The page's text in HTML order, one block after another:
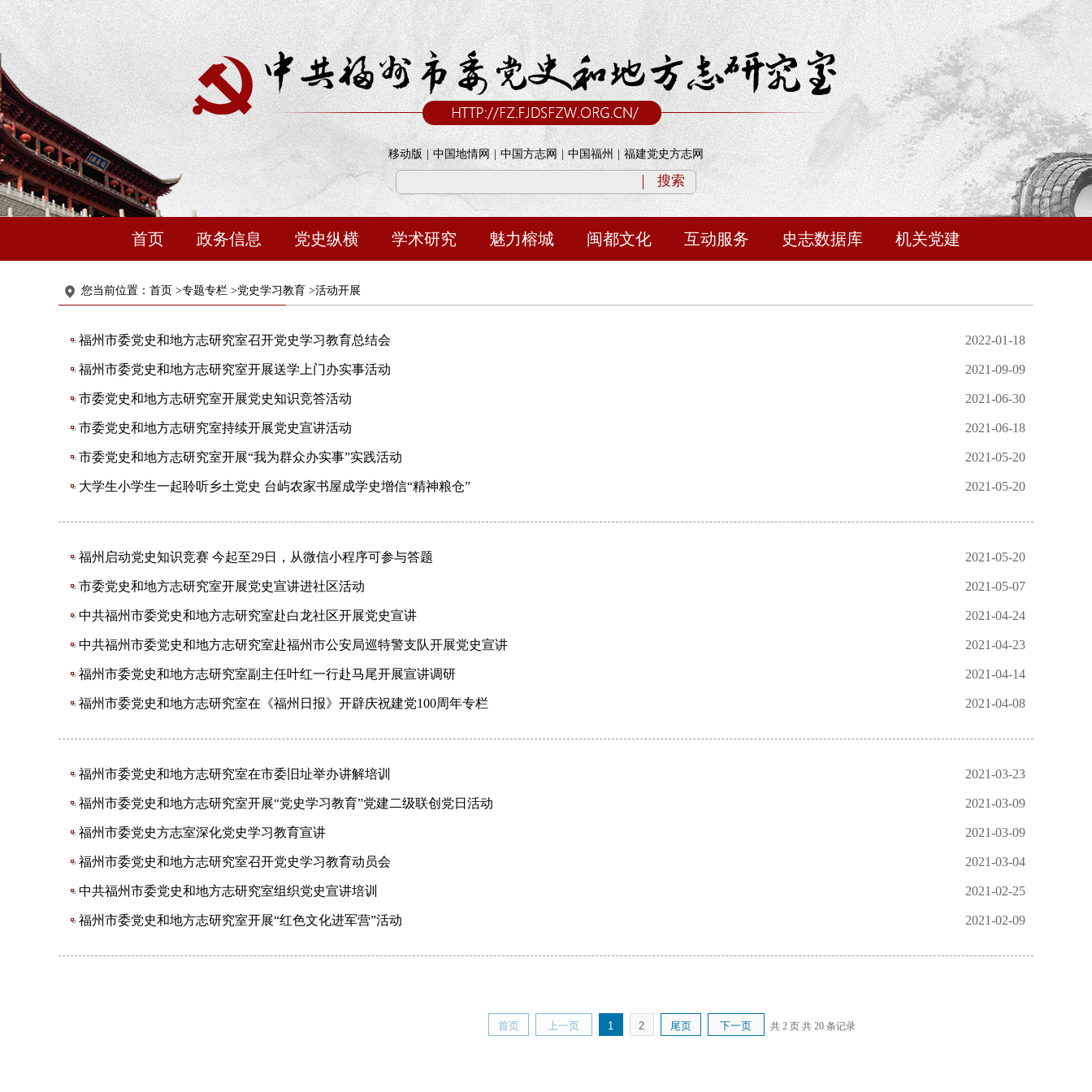
移动版 中国地情网 中国方志网 中国福州 福建党史方志网
搜索
首页 政务信息 党史纵横 学术研究 魅力榕城 闽都文化 互动服务 史志数据库 机关党建
您当前位置： 首页 >专题专栏 >党史学习教育 >活动开展
2022-01-18
福州市委党史和地方志研究室召开党史学习教育总结会
2021-09-09
福州市委党史和地方志研究室开展送学上门办实事活动
2021-06-30
市委党史和地方志研究室开展党史知识竞答活动
2021-06-18
市委党史和地方志研究室持续开展党史宣讲活动
2021-05-20
市委党史和地方志研究室开展“我为群众办实事”实践活动
2021-05-20
大学生小学生一起聆听乡土党史 台屿农家书屋成学史增信“精神粮仓”
2021-05-20
福州启动党史知识竞赛 今起至29日，从微信小程序可参与答题
2021-05-07
市委党史和地方志研究室开展党史宣讲进社区活动
2021-04-24
中共福州市委党史和地方志研究室赴​白龙社区开展党史宣讲
2021-04-23
中共福州市委党史和地方志研究室赴福州市公安局巡特警支队开展党史宣讲
2021-04-14
福州市委党史和地方志研究室副主任叶红一行赴马尾开展宣讲调研
2021-04-08
福州市委党史和地方志研究室在《福州日报》开辟庆祝建党100周年专栏
2021-03-23
福州市委党史和地方志研究室在市委旧址举办讲解培训
2021-03-09
福州市委党史和地方志研究室开展“党史学习教育”党建二级联创党日活动
2021-03-09
福州市委党史方志室深化党史学习教育宣讲
2021-03-04
福州市委党史和地方志研究室召开党史学习教育动员会
2021-02-25
中共福州市委党史和地方志研究室组织党史宣讲培训
2021-02-09
福州市委党史和地方志研究室开展“红色文化进军营”活动
首页 上一页 1 2 尾页 下一页 共 2 页 共 20 条记录